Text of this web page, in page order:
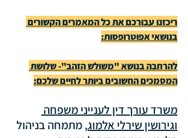
ריכזנו עבורכם את כל המאמרים הקשורים
בנושאי אפוטרופסות:
להרחבה בנושא "משולש הזהב"- שלושת
המסמכים החשובים ביותר לחיים שלכם:
משרד עורך דין לענייני משפחה
וגירושין שירלי אלמוג, מתמחה בניהול